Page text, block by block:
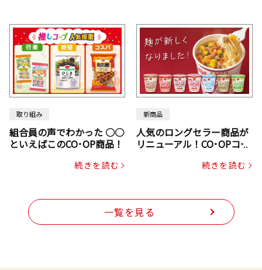
取り組み
組合員の声でわかった ○○
といえばこのCO･OP商品！
続きを読む
新商品
人気のロングセラー商品が
リニューアル！CO･OPコー
続きを読む
一覧を見る